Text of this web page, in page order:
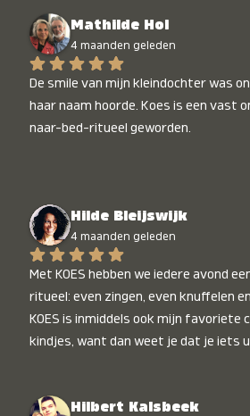
Mathilde Hol
4 maanden geleden
De smile van mijn kleindochter was
haar naam hoorde. Koes is een vast
naar-bed-ritueel geworden.
Hilde Bleijswijk
4 maanden geleden
Met KOES hebben we iedere avond
ritueel: even zingen, even knuffelen
KOES is inmiddels ook mijn favoriete
kindjes, want dan weet je dat je iets
Hilbert Kalsbeek